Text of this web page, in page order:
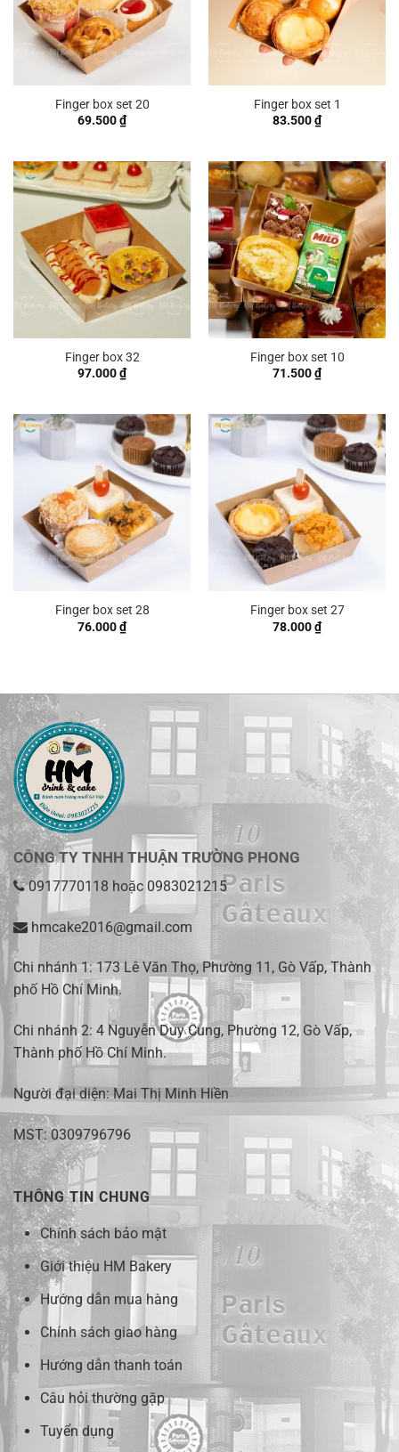
Finger box set 20
69.500₫
Finger box set 1
83.500₫
Finger box 32
97.000₫
Finger box set 10
71.500₫
Finger box set 28
76.000₫
Finger box set 27
78.000₫
CÔNG TY TNHH THUẬN TRƯỜNG PHONG
0917770118 hoặc 0983021215
hmcake2016@gmail.com
Chi nhánh 1:173 Lê Văn Thọ, Phường 11, Gò Vấp, Thành
phố Hồ Chí Minh.
Chi nhánh 2: 4 Nguyễn Duy Cung, Phường 12, Gò Vấp,
Thành phố Hồ Chí Minh.
Người đại diện: Mai Thị Minh Hiền
MST: 0309796796
THÔNG TIN CHUNG
Chính sách bảo mật
Giới thiệu HM Bakery
Hướng dẫn mua hàng
Chính sách giao hàng
Hướng dẫn thanh toán
Câu hỏi thường gặp
Tuyển dụng